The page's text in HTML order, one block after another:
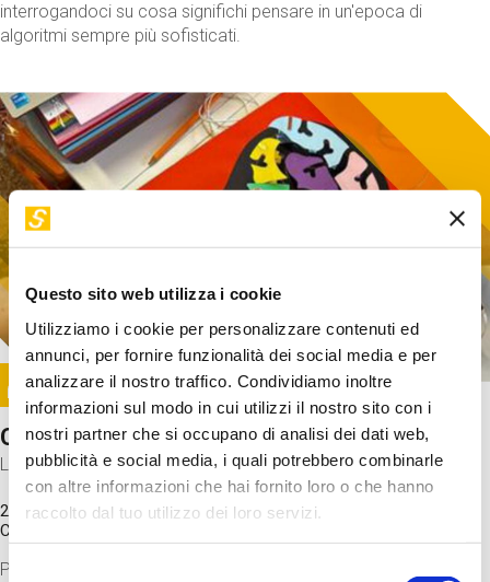
Questo sito web utilizza i cookie
Utilizziamo i cookie per personalizzare contenuti ed
annunci, per fornire funzionalità dei social media e per
analizzare il nostro traffico. Condividiamo inoltre
informazioni sul modo in cui utilizzi il nostro sito con i
nostri partner che si occupano di analisi dei dati web,
pubblicità e social media, i quali potrebbero combinarle
con altre informazioni che hai fornito loro o che hanno
raccolto dal tuo utilizzo dei loro servizi.
Selezione
interrogandoci su cosa significhi pensare in un'epoca di
algoritmi sempre più sofisticati.
Image
SUNDAY@STEP
Come funziona il cervello?
Laboratorio
20 Set 2026 / 11:15 - 13:00
Costo
Proveremo a costruire un cervello in cartoncino cercando di